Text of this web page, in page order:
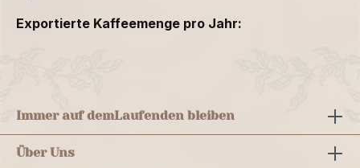
Exportierte Kaffeemenge pro Jahr:
Immer auf demLaufenden bleiben
Über Uns